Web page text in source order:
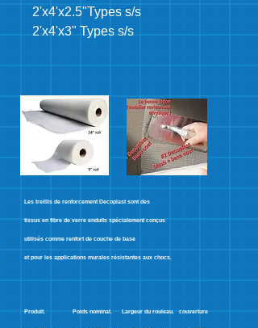
Les treillis de renforcement Decoplast sont des
tissus en fibre de verre enduits spécialement conçus
utilisés comme renfort de couche de base
et pour les applications murales résistantes aux chocs.
​Produit. Poids nominal. Largeur du rouleau. couverture
2'x4'x2.5"Types s/s
2'x4'x3" Types s/s